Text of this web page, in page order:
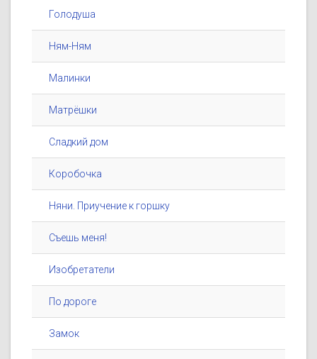
Голодуша
Ням-Ням
Малинки
Матрёшки
Сладкий дом
Коробочка
Няни. Приучение к горшку
Съешь меня!
Изобретатели
По дороге
Замок